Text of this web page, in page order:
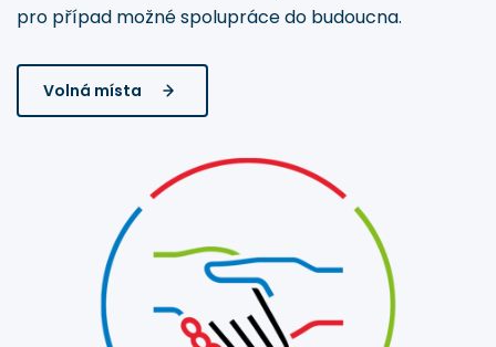
pro případ možné spolupráce do budoucna.
Volná místa